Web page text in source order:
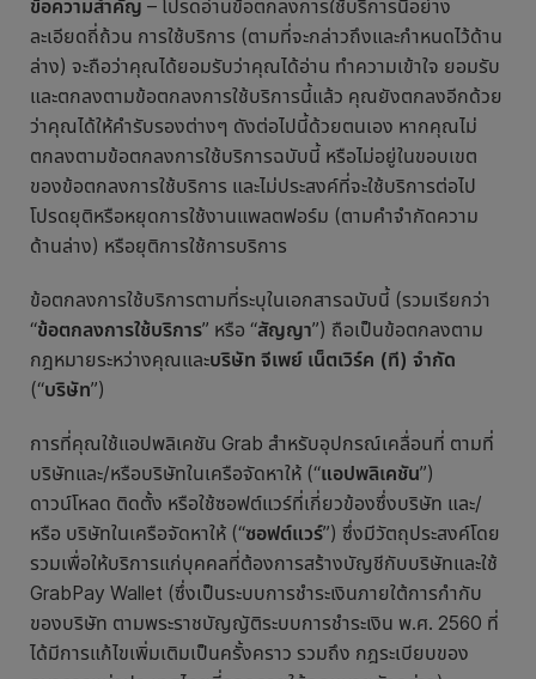
ข้อความสำคัญ – โปรดอ่านข้อตกลงการใช้บริการนี้อย่าง
ละเอียดถี่ถ้วน การใช้บริการ (ตามที่จะกล่าวถึงและกำหนดไว้ด้าน
ล่าง) จะถือว่าคุณได้ยอมรับว่าคุณได้อ่าน ทำความเข้าใจ ยอมรับ
และตกลงตามข้อตกลงการใช้บริการนี้แล้ว คุณยังตกลงอีกด้วย
ว่าคุณได้ให้คำรับรองต่างๆ ดังต่อไปนี้ด้วยตนเอง หากคุณไม่
ตกลงตามข้อตกลงการใช้บริการฉบับนี้ หรือไม่อยู่ในขอบเขต
ของข้อตกลงการใช้บริการ และไม่ประสงค์ที่จะใช้บริการต่อไป
โปรดยุติหรือหยุดการใช้งานแพลตฟอร์ม (ตามคำจำกัดความ
ด้านล่าง) หรือยุติการใช้การบริการ
ข้อตกลงการใช้บริการตามที่ระบุในเอกสารฉบับนี้ (รวมเรียกว่า
“ข้อตกลงการใช้บริการ” หรือ “สัญญา”) ถือเป็นข้อตกลงตาม
กฎหมายระหว่างคุณและบริษัท จีเพย์ เน็ตเวิร์ค (ที) จำกัด
(“บริษัท”)
การที่คุณใช้แอปพลิเคชัน Grab สำหรับอุปกรณ์เคลื่อนที่ ตามที่
บริษัทและ/หรือบริษัทในเครือจัดหาให้ (“แอปพลิเคชัน”)
ดาวน์โหลด ติดตั้ง หรือใช้ซอฟต์แวร์ที่เกี่ยวข้องซึ่งบริษัท และ/
หรือ บริษัทในเครือจัดหาให้ (“ซอฟต์แวร์”) ซึ่งมีวัตถุประสงค์โดย
รวมเพื่อให้บริการแก่บุคคลที่ต้องการสร้างบัญชีกับบริษัทและใช้
GrabPay Wallet (ซึ่งเป็นระบบการชำระเงินภายใต้การกำกับ
ของบริษัท ตามพระราชบัญญัติระบบการชำระเงิน พ.ศ. 2560 ที่
ได้มีการแก้ไขเพิ่มเติมเป็นครั้งคราว รวมถึง กฎระเบียบของ